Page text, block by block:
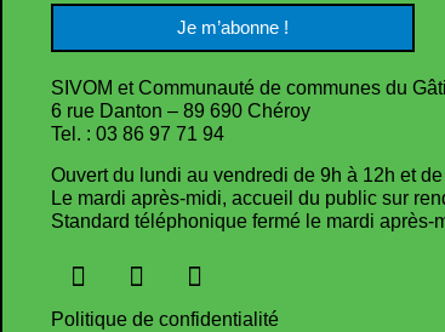
SIVOM et Communauté de communes du
6 rue Danton – 89 690 Chéroy
Tel. : 03 86 97 71 94
Ouvert du lundi au vendredi de 9h à 12h et
Le mardi après-midi, accueil du public sur
Standard téléphonique fermé le mardi après-
Politique de confidentialité